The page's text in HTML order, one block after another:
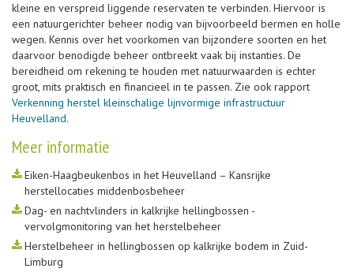
kleine en verspreid liggende reservaten te verbinden. Hiervoor is
een natuurgerichter beheer nodig van bijvoorbeeld bermen en holle
wegen. Kennis over het voorkomen van bijzondere soorten en het
daarvoor benodigde beheer ontbreekt vaak bij instanties. De
bereidheid om rekening te houden met natuurwaarden is echter
groot, mits praktisch en financieel in te passen. Zie ook rapport
Verkenning herstel kleinschalige lijnvormige infrastructuur
Heuvelland.
Meer informatie
Eiken-Haagbeukenbos in het Heuvelland – Kansrijke
herstellocaties middenbosbeheer
Dag- en nachtvlinders in kalkrijke hellingbossen -
vervolgmonitoring van het herstelbeheer
Herstelbeheer in hellingbossen op kalkrijke bodem in Zuid-
Limburg